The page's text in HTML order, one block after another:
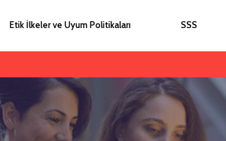
Etik İlkeler ve Uyum Politikaları SSS